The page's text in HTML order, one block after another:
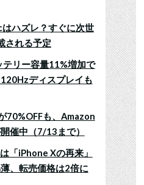
ハズレ？すぐに次世
される予定
リー容量11%増加で
ディスプレイも
70%OFFも、Amazon
催中（7/13まで）
「iPhone Xの再来」
、転売価格は2倍に